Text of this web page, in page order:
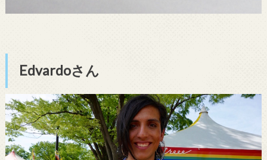
Edvardoさん